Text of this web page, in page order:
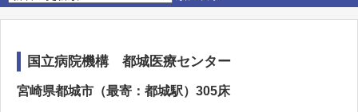
国立病院機構 都城医療センター
宮崎県都城市（最寄：都城駅）305床